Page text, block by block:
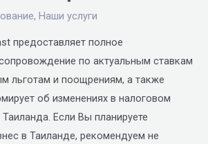
, Наши услуги
предоставляет полное
по актуальным ставкам
льготам и поощрениям, а также
об изменениях в налоговом
Если Вы планируете
в Таиланде, рекомендуем не